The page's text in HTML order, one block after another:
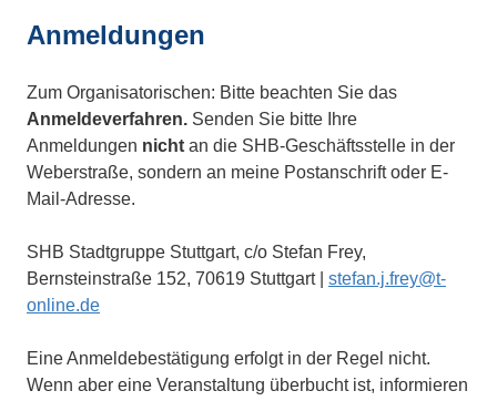
Anmeldungen
Zum Organisatorischen: Bitte beachten Sie das
Anmeldeverfahren. Senden Sie bitte Ihre
Anmeldungen nicht an die SHB-Geschäftsstelle in der
Weberstraße, sondern an meine Postanschrift oder E-
Mail-Adresse.
SHB Stadtgruppe Stuttgart, c/o Stefan Frey,
Bernsteinstraße 152, 70619 Stuttgart | stefan.j.frey@t-
online.de
Eine Anmeldebestätigung erfolgt in der Regel nicht.
Wenn aber eine Veranstaltung überbucht ist, informieren